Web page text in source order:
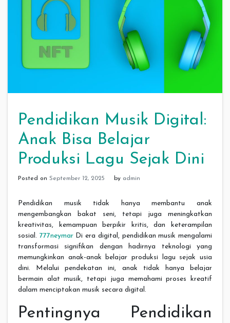
Pendidikan Musik Digital:
Anak Bisa Belajar
Produksi Lagu Sejak Dini
Posted on September 12, 2025 by admin
Pendidikan musik tidak hanya membantu anak
mengembangkan bakat seni, tetapi juga meningkatkan
kreativitas, kemampuan berpikir kritis, dan keterampilan
sosial. 777neymarDi era digital, pendidikan musik mengalami
transformasi signifikan dengan hadirnya teknologi yang
memungkinkan anak-anak belajar produksi lagu sejak usia
dini. Melalui pendekatan ini, anak tidak hanya belajar
bermain alat musik, tetapi juga memahami proses kreatif
dalam menciptakan musik secara digital.
Pentingnya Pendidikan